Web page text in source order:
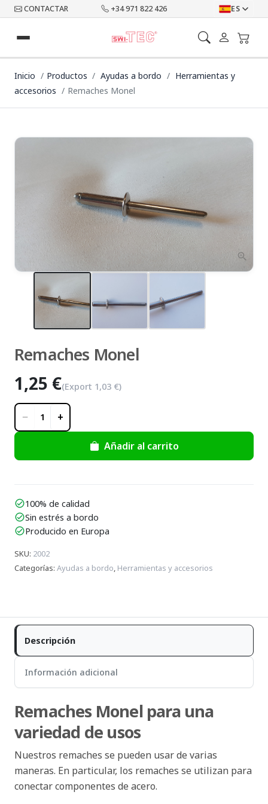
CONTACTAR +34 971 822 426 ES
Inicio Productos Ayudas a bordo
Herramientas y
accesorios
Remaches Monel
zoom_in
Remaches Monel
1,25 €(Export 1,03 €)
− 1 +
Añadir al carrito
check_circle100% de calidad
check_circleSin estrés a bordo
check_circleProducido en Europa
SKU: 2002
Categorías: Ayudas a bordo, Herramientas y accesorios
Descripción
Información adicional
Remaches Monel para una
variedad de usos
Nuestros remaches se pueden usar de varias
maneras. En particular, los remaches se utilizan para
conectar componentes de acero.